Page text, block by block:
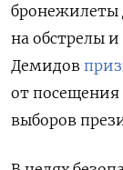
бронежилеты
на обстрелы
Демидов
от посещения
выборов